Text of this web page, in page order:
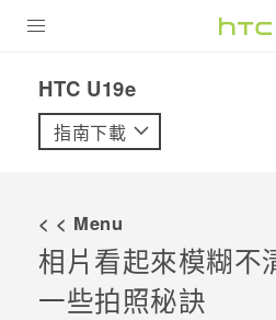
VIVE
配件
VIVERSE
HTC U19e‎
指南下載
< < Menu
相片看起來模糊不
一些拍照秘訣